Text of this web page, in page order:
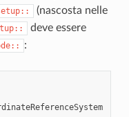
(nascosta nelle
deve essere
: